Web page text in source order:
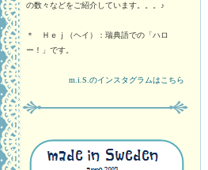
の数々などをご紹介しています。。。♪
＊ Ｈｅｊ（ヘイ）：瑞典語での「ハロ
ー！」です。
m.i.S.のインスタグラムはこちら